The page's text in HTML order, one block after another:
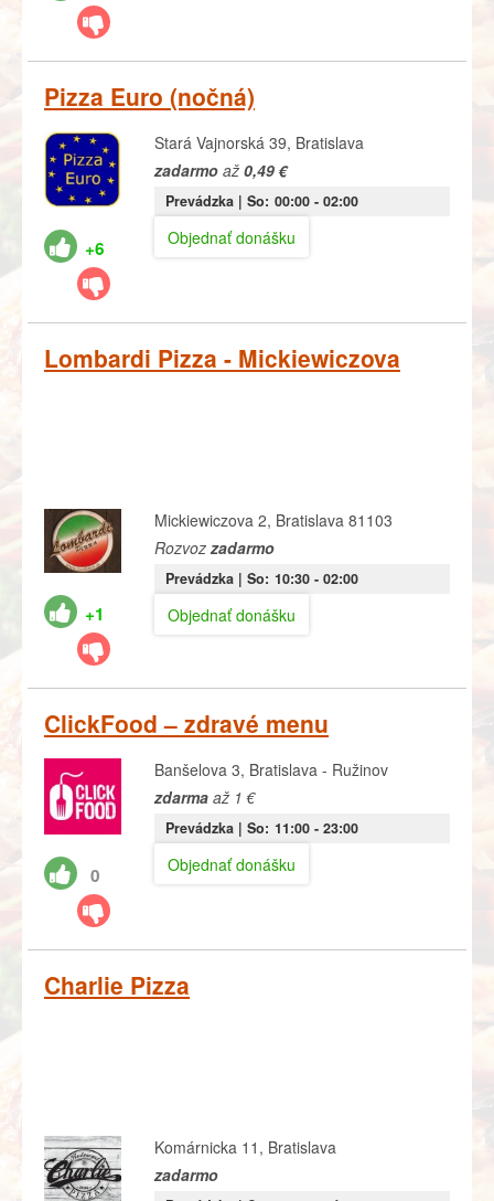
Pizza Euro (nočná)
+6
Stará Vajnorská 39, Bratislava
zadarmoaž 0,49 €
Prevádzka | So: 00:00- 02:00
Objednať donášku
Lombardi Pizza - Mickiewiczova
+1
Mickiewiczova 2, Bratislava 81103
Rozvoz zadarmo
Prevádzka | So: 10:30- 02:00
Objednať donášku
ClickFood – zdravé menu
0
Banšelova 3, Bratislava - Ružinov
zdarmaaž 1 €
Prevádzka | So: 11:00- 23:00
Objednať donášku
Charlie Pizza
Komárnicka 11, Bratislava
zadarmo